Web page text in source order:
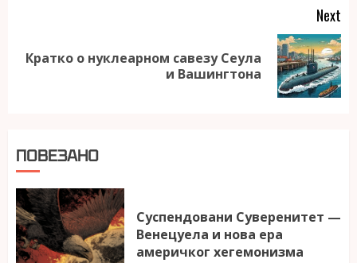
Next
Next
Кратко о нуклеарном савезу Сеула
и Вашингтона
ПОВЕЗАНО
Суспендовани Суверенитет —
Венецуела и нова ера
америчког хегемонизма